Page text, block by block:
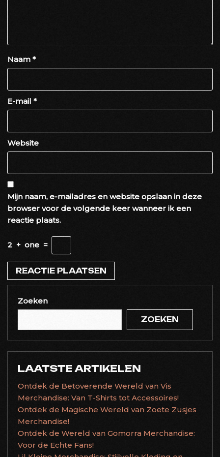
Naam *
E-mail *
Website
Mijn naam, e-mailadres en website opslaan in deze
browser voor de volgende keer wanneer ik een
reactie plaats.
2 + one =
Zoeken
ZOEKEN
LAATSTE ARTIKELEN
Ontdek de Betoverende Wereld van Vis
Merchandise: Van T-Shirts tot Accessoires!
Ontdek de Magische Wereld van Zoete Zusjes
Merchandise!
Ontdek de Wereld van Gomorra Merchandise:
Voor de Echte Fans!